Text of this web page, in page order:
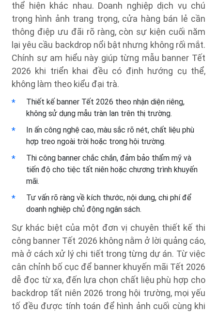
thể hiện khác nhau. Doanh nghiệp dịch vụ chú
trọng hình ảnh trang trọng, cửa hàng bán lẻ cần
thông điệp ưu đãi rõ ràng, còn sự kiện cuối năm
lại yêu cầu backdrop nổi bật nhưng không rối mắt.
Chính sự am hiểu này giúp từng mẫu banner Tết
2026 khi triển khai đều có định hướng cụ thể,
không làm theo kiểu đại trà.
Thiết kế banner Tết 2026 theo nhận diện riêng,
không sử dụng mẫu tràn lan trên thị trường.
In ấn công nghệ cao, màu sắc rõ nét, chất liệu phù
hợp treo ngoài trời hoặc trong hội trường.
Thi công banner chắc chắn, đảm bảo thẩm mỹ và
tiến độ cho tiệc tất niên hoặc chương trình khuyến
mãi.
Tư vấn rõ ràng về kích thước, nội dung, chi phí để
doanh nghiệp chủ động ngân sách.
Sự khác biệt của một đơn vị chuyên thiết kế thi
công banner Tết 2026 không nằm ở lời quảng cáo,
mà ở cách xử lý chi tiết trong từng dự án. Từ việc
cân chỉnh bố cục để banner khuyến mãi Tết 2026
dễ đọc từ xa, đến lựa chọn chất liệu phù hợp cho
backdrop tất niên 2026 trong hội trường, mọi yếu
tố đều được tính toán để hình ảnh cuối cùng khi